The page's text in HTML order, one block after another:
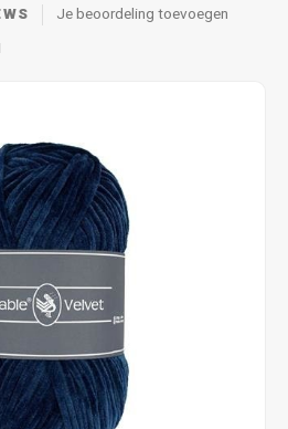
Je beoordeling toevoegen